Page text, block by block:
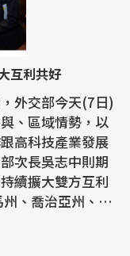
互利共好
外交部今天(7日)
、區域情勢，以
高科技產業發展
次長吳志中則期
續擴大雙方互利